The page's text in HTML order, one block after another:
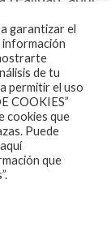
como
con unos
de Aitor
apoya en un
demoledor
un corte a
y
llevarte a
garantizar el
de tu
permitir el uso
COOKIES”
cookies que
Puede
que